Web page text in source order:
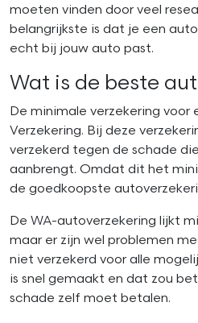
moeten vinden door veel
belangrijkste is dat je een
echt bij jouw auto past.
Wat is de beste
De minimale verzekering voor
Verzekering. Bij deze
verzekerd tegen de schade
aanbrengt. Omdat dit het
de goedkoopste
De WA-autoverzekering lijkt
maar er zijn wel problemen
niet verzekerd voor alle
is snel gemaakt en dat zou
schade zelf moet betalen.